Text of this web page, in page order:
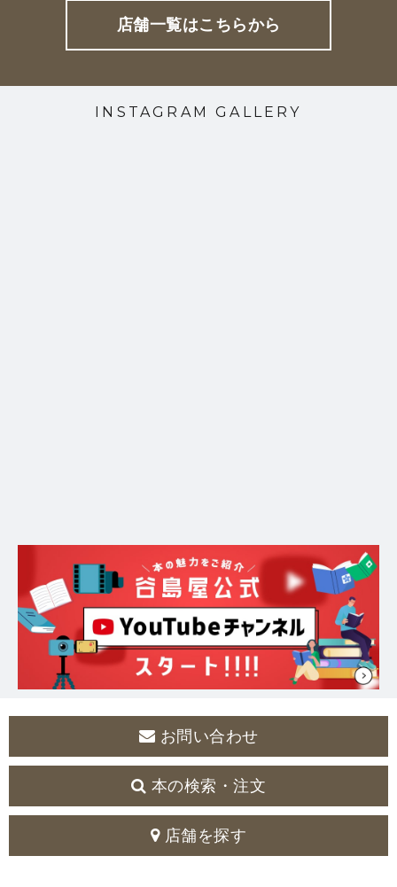
店舗一覧はこちらから
INSTAGRAM GALLERY
お問い合わせ
本の検索・注文
店舗を探す